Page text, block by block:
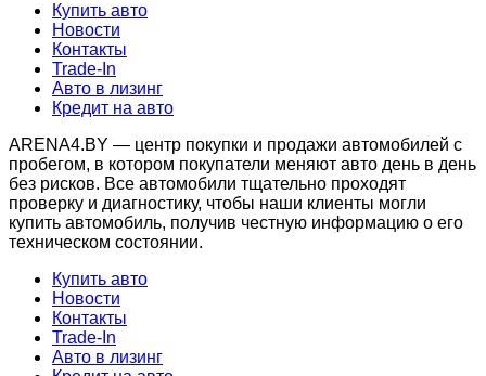
Купить авто
Новости
Контакты
Trade-In
Авто в лизинг
Кредит на авто
ARENA4.BY — центр покупки и продажи автомобилей с
пробегом, в котором покупатели меняют авто день в день
без рисков. Все автомобили тщательно проходят
проверку и диагностику, чтобы наши клиенты могли
купить автомобиль, получив честную информацию о его
техническом состоянии.
Купить авто
Новости
Контакты
Trade-In
Авто в лизинг